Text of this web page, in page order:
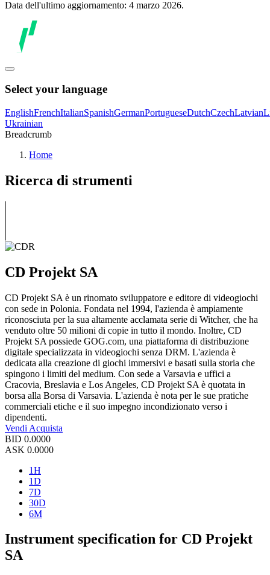
Data dell'ultimo aggiornamento: 4 marzo 2026.
Select your language
EnglishFrenchItalianSpanishGermanPortugueseDutchCzechLatvian
Ukrainian
Breadcrumb
Home
Ricerca di strumenti
CD Projekt SA
CD Projekt SA è un rinomato sviluppatore e editore di videogiochi
con sede in Polonia. Fondata nel 1994, l'azienda è ampiamente
riconosciuta per la sua altamente acclamata serie di Witcher, che ha
venduto oltre 50 milioni di copie in tutto il mondo. Inoltre, CD
Projekt SA possiede GOG.com, una piattaforma di distribuzione
digitale specializzata in videogiochi senza DRM. L'azienda è
dedicata alla creazione di giochi immersivi e basati sulla storia che
spingono i limiti del medium. Con sede a Varsavia e uffici a
Cracovia, Breslavia e Los Angeles, CD Projekt SA è quotata in
borsa alla Borsa di Varsavia. L'azienda è nota per le sue pratiche
commerciali etiche e il suo impegno incondizionato verso i
dipendenti.
Vendi Acquista
BID 0.0000
ASK 0.0000
1H
1D
7D
30D
6M
Instrument specification for CD Projekt
SA